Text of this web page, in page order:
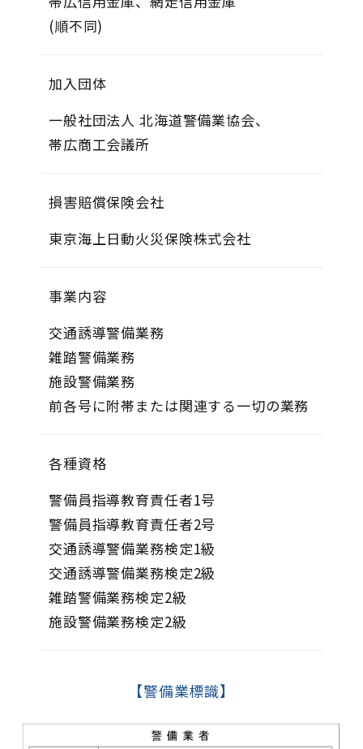
(順不同)
加入団体
一般社団法人 北海道警備業協会、
帯広商工会議所​​​​​​
損害賠償保険会社
東京海上日動火災保険株式会社​​​​​​
事業内容
交通誘導警備業務
雑踏警備業務
施設警備業務
前各号に附帯または関連する一切の業務
各種資格
警備員指導教育責任者1号
警備員指導教育責任者2号
交通誘導警備業務検定1級
交通誘導警備業務検定2級
雑踏警備業務検定2級
施設警備業務検定2級
【警備業標識】